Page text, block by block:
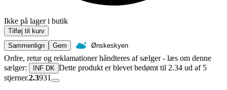
Ikke på lager i butik
Tilføj til kurv
Sammenlign
Gem Ønskeskyen
Ordre, retur og reklamationer håndteres af sælger - læs om denne
sælger:
INF DK Dette produkt er blevet bedømt til 2.34 ud af 5
stjerner.2.3931